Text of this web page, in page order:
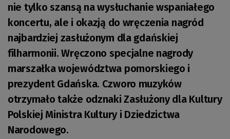
nie tylko szansą na wysłuchanie wspaniałego
koncertu, ale i okazją do wręczenia nagród
najbardziej zasłużonym dla gdańskiej
filharmonii. Wręczono specjalne nagrody
marszałka województwa pomorskiego i
prezydent Gdańska. Czworo muzyków
otrzymało także odznaki Zasłużony dla Kultury
Polskiej Ministra Kultury i Dziedzictwa
Narodowego.